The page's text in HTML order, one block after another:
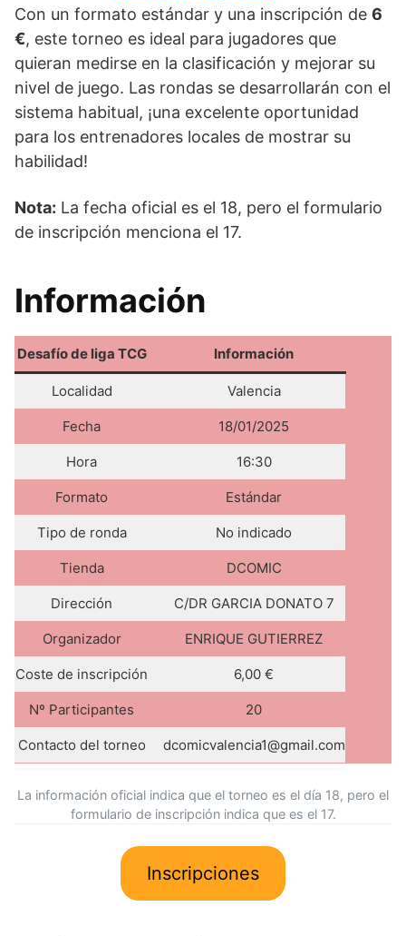
Con un formato estándar y una inscripción de 6
€, este torneo es ideal para jugadores que
quieran medirse en la clasificación y mejorar su
nivel de juego. Las rondas se desarrollarán con el
sistema habitual, ¡una excelente oportunidad
para los entrenadores locales de mostrar su
habilidad!
Nota: La fecha oficial es el 18, pero el formulario
de inscripción menciona el 17.
Información
Desafío de liga TCG Información
Localidad Valencia
Fecha 18/01/2025
Hora 16:30
Formato Estándar
Tipo de ronda No indicado
Tienda DCOMIC
Dirección C/DR GARCIA DONATO 7
Organizador ENRIQUE GUTIERREZ
Coste de inscripción 6,00 €
Nº Participantes 20
Contacto del torneo dcomicvalencia1@gmail.com
La información oficial indica que el torneo es el día 18, pero el
formulario de inscripción indica que es el 17.
Inscripciones